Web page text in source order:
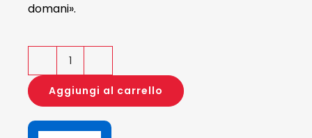
domani».
Una
scuola
in
cammino
Aggiungi al carrello